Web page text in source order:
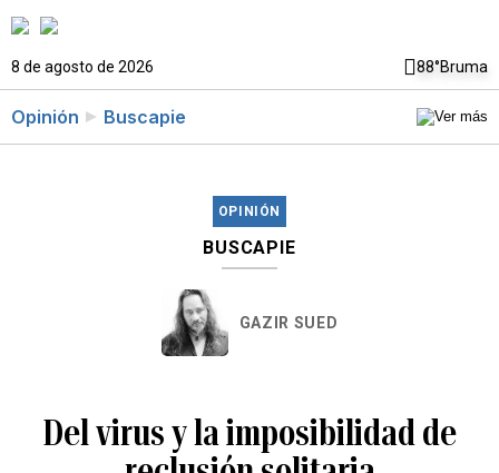
8 de agosto de 2026 88°Bruma
Opinión Buscapie
OPINIÓN
BUSCAPIE
GAZIR SUED
Del virus y la imposibilidad de